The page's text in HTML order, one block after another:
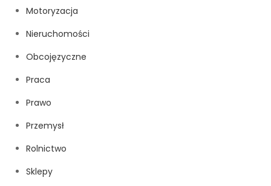
Motoryzacja
Nieruchomości
Obcojęzyczne
Praca
Prawo
Przemysł
Rolnictwo
Sklepy